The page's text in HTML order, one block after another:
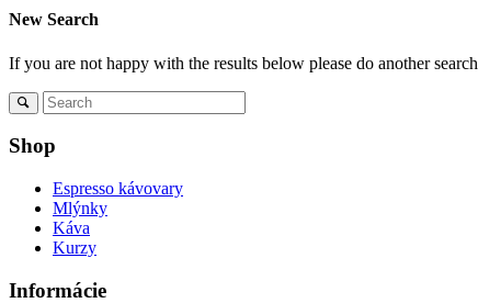
New Search
If you are not happy with the results below please do another search
Shop
Espresso kávovary
Mlýnky
Káva
Kurzy
Informácie